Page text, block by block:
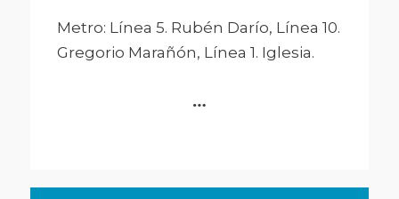
Metro: Línea 5. Rubén Darío, Línea 10.
Gregorio Marañón, Línea 1. Iglesia.